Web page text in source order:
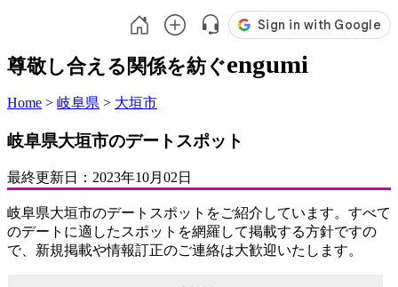
尊敬し合える関係を紡ぐengumi
Home > 岐阜県 > 大垣市
岐阜県大垣市のデートスポット
最終更新日： 2023年10月02日
岐阜県大垣市のデートスポットをご紹介しています。すべて
のデートに適したスポットを網羅して掲載する方針ですの
で、新規掲載や情報訂正のご連絡は大歓迎いたします。